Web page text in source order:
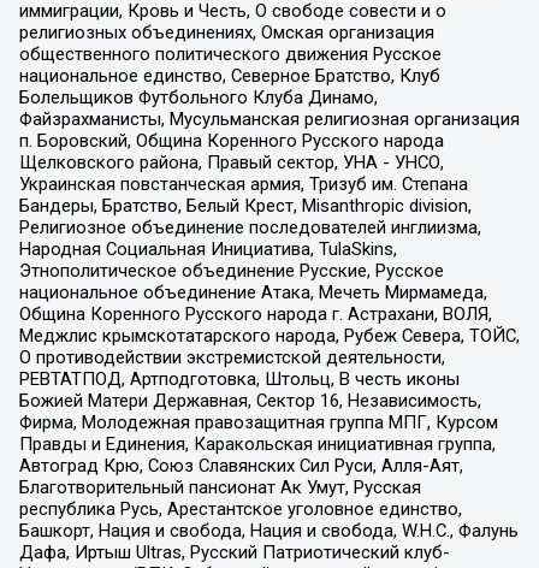
иммиграции, Кровь и Честь, О свободе совести и о
религиозных объединениях, Омская организация
общественного политического движения Русское
национальное единство, Северное Братство, Клуб
Болельщиков Футбольного Клуба Динамо,
Файзрахманисты, Мусульманская религиозная организация
п. Боровский, Община Коренного Русского народа
Щелковского района, Правый сектор, УНА - УНСО,
Украинская повстанческая армия, Тризуб им. Степана
Бандеры, Братство, Белый Крест, Misanthropic division,
Религиозное объединение последователей инглиизма,
Народная Социальная Инициатива, TulaSkins,
Этнополитическое объединение Русские, Русское
национальное объединение Атака, Мечеть Мирмамеда,
Община Коренного Русского народа г. Астрахани, ВОЛЯ,
Меджлис крымскотатарского народа, Рубеж Севера, ТОЙС,
О противодействии экстремистской деятельности,
РЕВТАТПОД, Артподготовка, Штольц, В честь иконы
Божией Матери Державная, Сектор 16, Независимость,
Фирма, Молодежная правозащитная группа МПГ, Курсом
Правды и Единения, Каракольская инициативная группа,
Автоград Крю, Союз Славянских Сил Руси, Алля-Аят,
Благотворительный пансионат Ак Умут, Русская
республика Русь, Арестантское уголовное единство,
Башкорт, Нация и свобода, Нация и свобода, W.H.С., Фалунь
Дафа, Иртыш Ultras, Русский Патриотический клуб-